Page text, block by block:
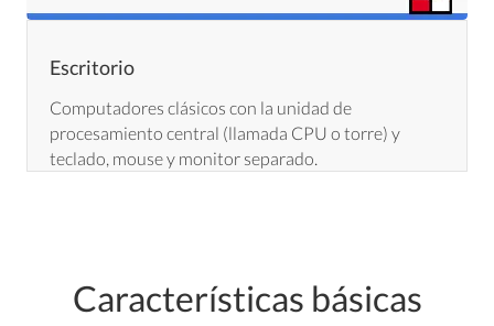
Escritorio
Computadores clásicos con la unidad de
procesamiento central (llamada CPU o torre) y
teclado, mouse y monitor separado.
Características básicas